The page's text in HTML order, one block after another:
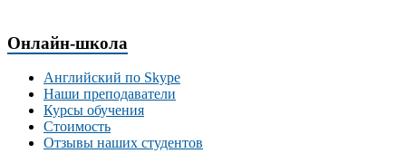
Онлайн-школа
Английский по Skype
Наши преподаватели
Курсы обучения
Стоимость
Отзывы наших студентов